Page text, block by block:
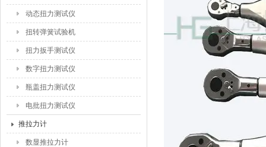
动态扭力测试仪
扭转弹簧试验机
扭力扳手测试仪
数字扭力测试仪
瓶盖扭力测试仪
电批扭力测试仪
推拉力计
数显推拉力计